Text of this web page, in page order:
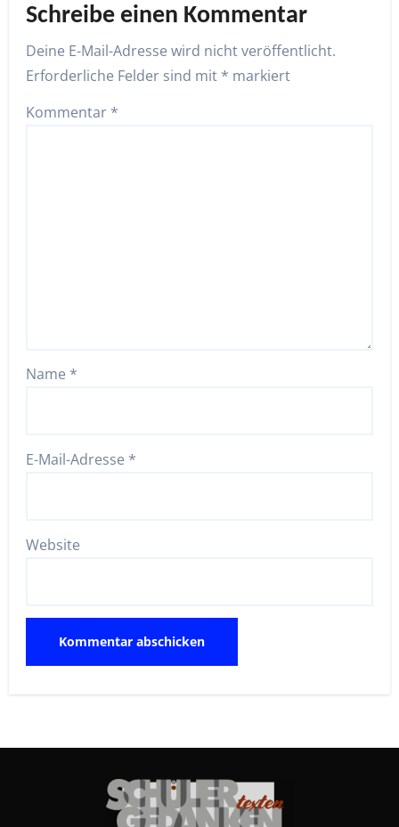
Schreibe einen Kommentar
Deine E-Mail-Adresse wird nicht veröffentlicht.
Erforderliche Felder sind mit * markiert
Kommentar *
Name *
E-Mail-Adresse *
Website